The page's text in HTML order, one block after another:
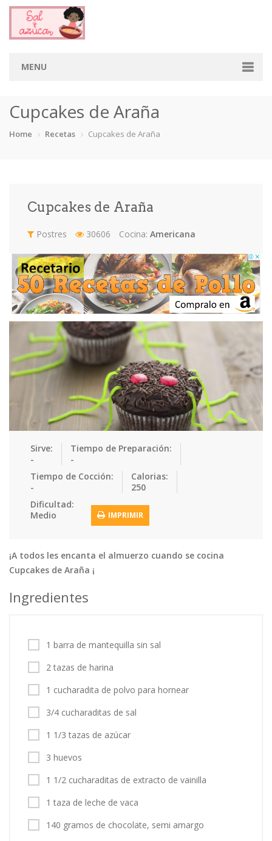
MENU
Categorias
Chiles
Ensaladas Equipment Frutas Galletas
Gelatinas Guarnicion… Helados Hot Dogs
Huevos Mariscos Mermeladas
Panes Para Niños Pastas Pasteles
Pescados Pizzas Platos Fue… Pollo
Postres Recetas de… Recetas Do… Recetas Fá…
Recetas Na…
Sandwiches Snacks
Tacos
Tortas Vegetales
Vegetarian…
Tips y Trucos
Entrar / Registrarse
Cupcakes de Araña
Home Recetas Cupcakes de Araña
Cupcakes de Araña
Postres 30606 Cocina: Americana
Sirve:
-
Tiempo de Preparación:
-
Tiempo de Cocción:
-
Calorias:
250
Dificultad:
Medio
IMPRIMIR
¡A todos les encanta el almuerzo cuando se cocina
Cupcakes de Araña ¡
Ingredientes
1 barra de mantequilla sin sal
2 tazas de harina
1 cucharadita de polvo para hornear
3/4 cucharaditas de sal
1 1/3 tazas de azúcar
3 huevos
1 1/2 cucharaditas de extracto de vainilla
1 taza de leche de vaca
140 gramos de chocolate, semi amargo